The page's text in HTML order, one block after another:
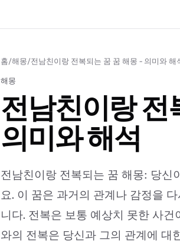
홈/해몽/전남친이랑 전복되는 꿈 꿈 해몽 - 의미와 해
해몽
전남친이랑 전
의미와 해석
전남친이랑 전복되는 꿈 해몽: 당신
요. 이 꿈은 과거의 관계나 감정을
니다. 전복은 보통 예상치 못한 사
와의 전복은 당신과 그의 관계에 대